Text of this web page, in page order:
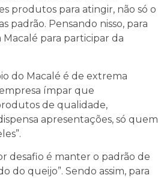
produtos para atingir, não só o
padrão. Pensando nisso, para
para participar da
do Macalé é de extrema
ímpar que
de qualidade,
apresentações, só quem
é manter o padrão de
queijo”. Sendo assim, para